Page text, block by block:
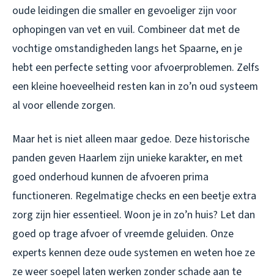
oude leidingen die smaller en gevoeliger zijn voor
ophopingen van vet en vuil. Combineer dat met de
vochtige omstandigheden langs het Spaarne, en je
hebt een perfecte setting voor afvoerproblemen. Zelfs
een kleine hoeveelheid resten kan in zo’n oud systeem
al voor ellende zorgen.
Maar het is niet alleen maar gedoe. Deze historische
panden geven Haarlem zijn unieke karakter, en met
goed onderhoud kunnen de afvoeren prima
functioneren. Regelmatige checks en een beetje extra
zorg zijn hier essentieel. Woon je in zo’n huis? Let dan
goed op trage afvoer of vreemde geluiden. Onze
experts kennen deze oude systemen en weten hoe ze
ze weer soepel laten werken zonder schade aan te